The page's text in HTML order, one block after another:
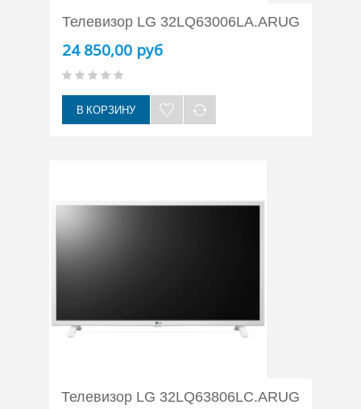
Телевизор LG 32LQ63006LA.ARUG
24 850,00 руб
В КОРЗИНУ
Телевизор LG 32LQ63806LC.ARUG